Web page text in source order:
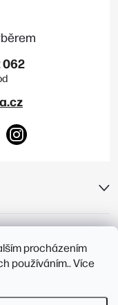
procházením
používáním.. Více
062